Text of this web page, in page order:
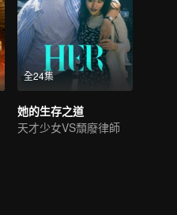
全24集
她的生存之道
天才少女VS頹廢律師